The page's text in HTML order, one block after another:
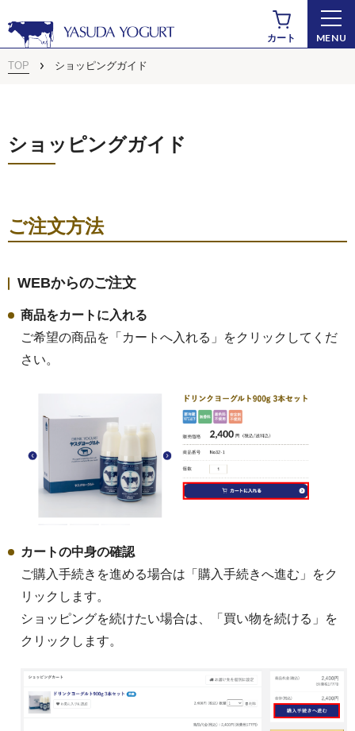
カート MENU
ドリンクヨーグルト
ヨーグルト
TOP ショッピングガイド
ショッピングガイド
ご注文方法
WEBからのご注文
商品をカートに入れる
ご希望の商品を「カートへ入れる」をクリックしてくだ
さい。
カートの中身の確認
ご購入手続きを進める場合は「購入手続きへ進む」をク
リックします。
ショッピングを続けたい場合は、「買い物を続ける」を
クリックします。